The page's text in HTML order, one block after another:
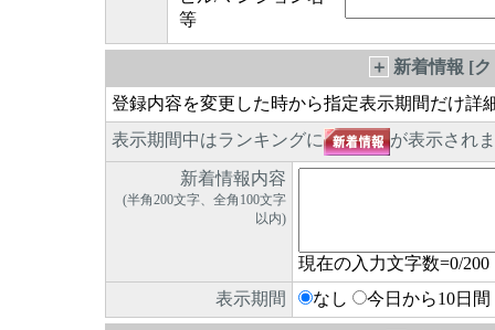
等
＋ 新着情報 [
登録内容を変更した時から指定表示期間だけ詳
表示期間中はランキングに
が表示され
新着情報内容
(半角200文字、全角100文字
以内)
現在の入力文字数=0/200
表示期間
なし 今日から10日間